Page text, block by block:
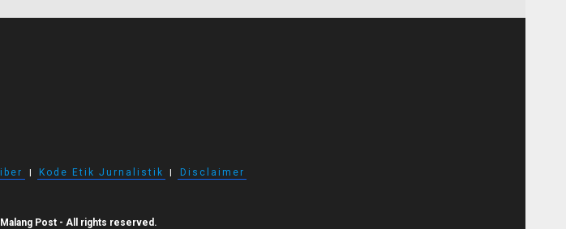
I Kode Etik Jurnalistik I Disclaimer
Post - All rights reserved.